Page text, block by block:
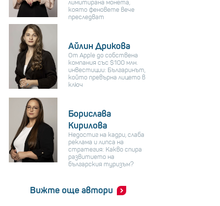
лимитирана монета,
която феновете вече
преследват
Айлин Дрикова
От Apple до собствена
компания със $100 млн.
инвестиции: Българинът,
който превърна лицето в
ключ
Борислава
Кирилова
Недостиг на кадри, слаба
реклама и липса на
стратегия: Какво спира
развитието на
българския туризъм?
Вижте още автори